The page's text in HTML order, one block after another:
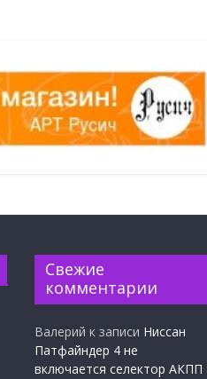
Свежие
комментарии
Валерий к записи Ниссан
Патфайндер 4 не
включается селектор АКПП